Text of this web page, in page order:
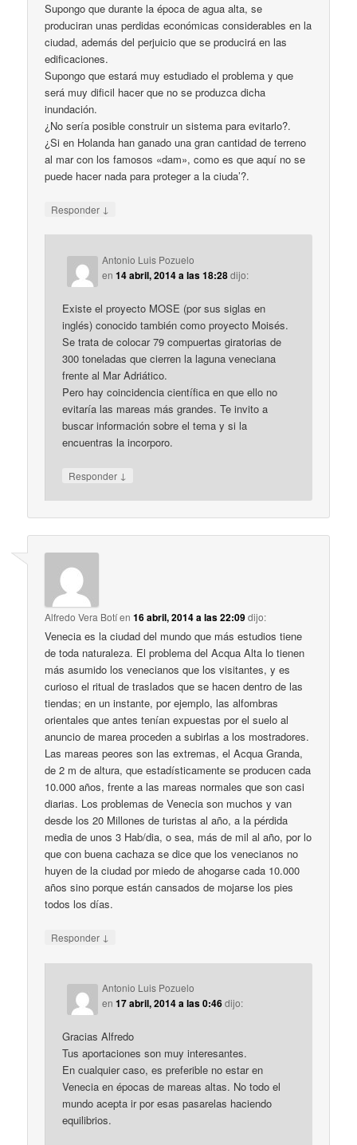
Supongo que durante la época de agua alta, se
produciran unas perdidas económicas considerables en la
ciudad, además del perjuicio que se producirá en las
edificaciones.
Supongo que estará muy estudiado el problema y que
será muy dificil hacer que no se produzca dicha
inundación.
¿No sería posible construir un sistema para evitarlo?.
¿Si en Holanda han ganado una gran cantidad de terreno
al mar con los famosos «dam», como es que aquí no se
puede hacer nada para proteger a la ciuda’?.
Responder ↓
Antonio Luis Pozuelo
en14 abril, 2014 a las 18:28dijo:
Existe el proyecto MOSE (por sus siglas en
inglés) conocido también como proyecto Moisés.
Se trata de colocar 79 compuertas giratorias de
300 toneladas que cierren la laguna veneciana
frente al Mar Adriático.
Pero hay coincidencia científica en que ello no
evitaría las mareas más grandes. Te invito a
buscar información sobre el tema y si la
encuentras la incorporo.
Responder ↓
Alfredo Vera Botíen16 abril, 2014 a las 22:09dijo:
Venecia es la ciudad del mundo que más estudios tiene
de toda naturaleza. El problema del Acqua Alta lo tienen
más asumido los venecianos que los visitantes, y es
curioso el ritual de traslados que se hacen dentro de las
tiendas; en un instante, por ejemplo, las alfombras
orientales que antes tenían expuestas por el suelo al
anuncio de marea proceden a subirlas a los mostradores.
Las mareas peores son las extremas, el Acqua Granda,
de 2 m de altura, que estadísticamente se producen cada
10.000 años, frente a las mareas normales que son casi
diarias. Los problemas de Venecia son muchos y van
desde los 20 Millones de turistas al año, a la pérdida
media de unos 3 Hab/dia, o sea, más de mil al año, por lo
que con buena cachaza se dice que los venecianos no
huyen de la ciudad por miedo de ahogarse cada 10.000
años sino porque están cansados de mojarse los pies
todos los días.
Responder ↓
Antonio Luis Pozuelo
en17 abril, 2014 a las 0:46dijo:
Gracias Alfredo
Tus aportaciones son muy interesantes.
En cualquier caso, es preferible no estar en
Venecia en épocas de mareas altas. No todo el
mundo acepta ir por esas pasarelas haciendo
equilibrios.